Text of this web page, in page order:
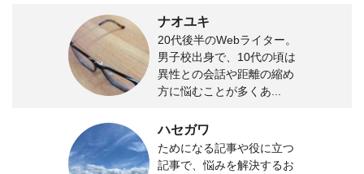
ナオユキ
20代後半のWebライター。
男子校出身で、10代の頃は
異性との会話や距離の縮め
方に悩むことが多くあ...
ハセガワ
ためになる記事や役に立つ
記事で、悩みを解決するお